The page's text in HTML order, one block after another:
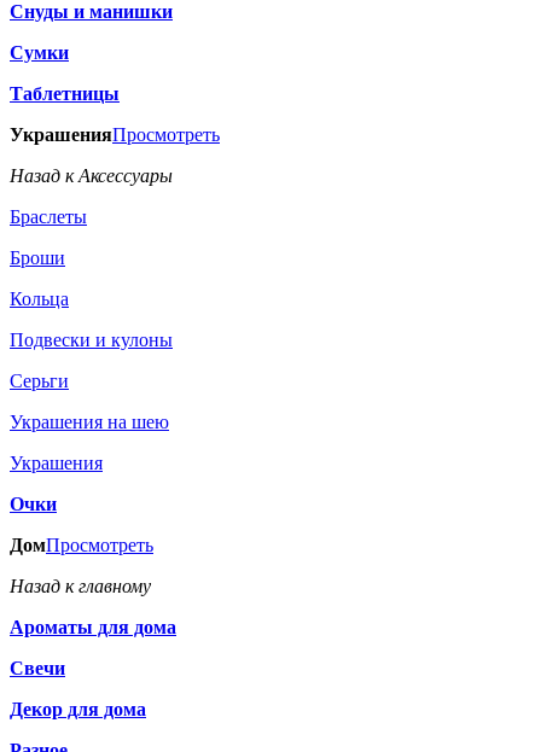
Снуды и манишки
Сумки
Таблетницы
УкрашенияПросмотреть
Назад к Аксессуары
Браслеты
Броши
Кольца
Подвески и кулоны
Серьги
Украшения на шею
Украшения
Очки
ДомПросмотреть
Назад к главному
Ароматы для дома
Свечи
Декор для дома